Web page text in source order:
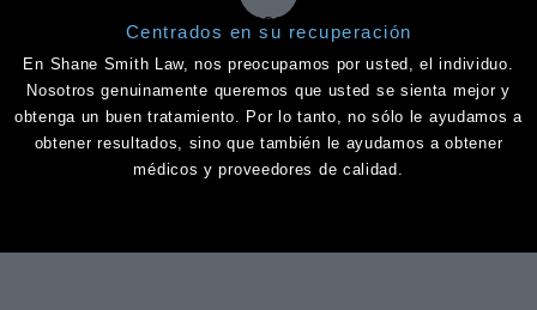
Centrados en su recuperación
En Shane Smith Law, nos preocupamos por usted, el individuo.
Nosotros genuinamente queremos que usted se sienta mejor y
obtenga un buen tratamiento. Por lo tanto, no sólo le ayudamos a
obtener resultados, sino que también le ayudamos a obtener
médicos y proveedores de calidad.